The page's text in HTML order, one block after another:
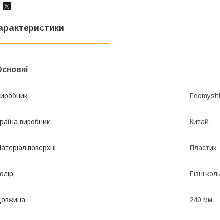
виробник Китай
поверхні Пластик
Різні
240 мм